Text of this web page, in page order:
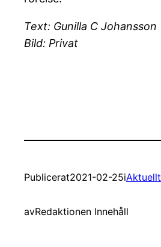
Text: Gunilla C Johansson
Bild: Privat
Publicerat2021-02-25iAktuellt
avRedaktionen Innehåll